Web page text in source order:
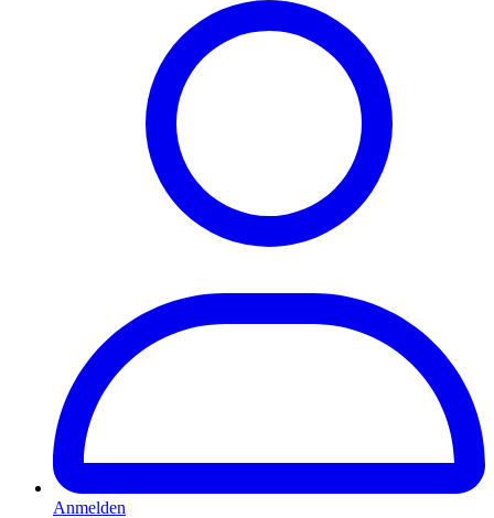
Anmelden